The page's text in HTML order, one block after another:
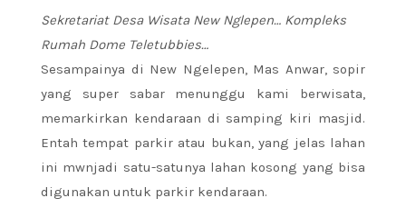
Sekretariat Desa Wisata New Nglepen… Kompleks
Rumah Dome Teletubbies…
Sesampainya di New Ngelepen, Mas Anwar, sopir
yang super sabar menunggu kami berwisata,
memarkirkan kendaraan di samping kiri masjid.
Entah tempat parkir atau bukan, yang jelas lahan
ini mwnjadi satu-satunya lahan kosong yang bisa
digunakan untuk parkir kendaraan.